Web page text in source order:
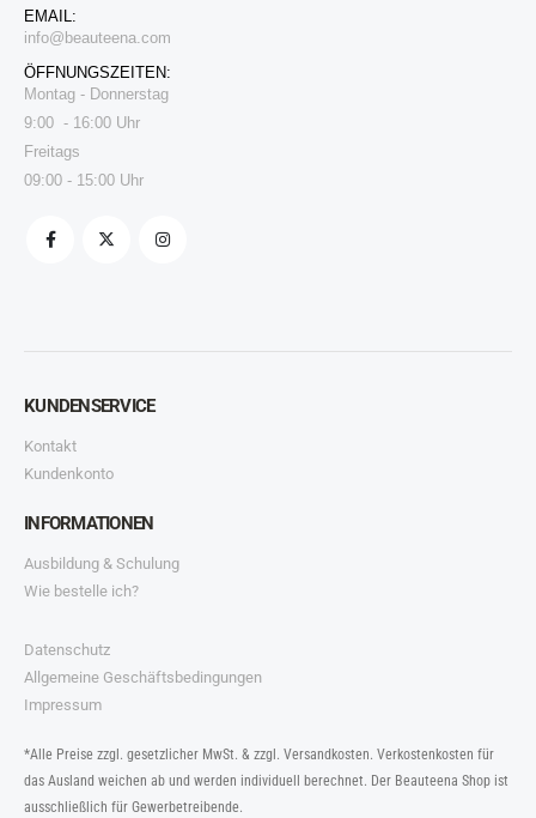
EMAIL:
info@beauteena.com
ÖFFNUNGSZEITEN:
Montag - Donnerstag
9:00 - 16:00 Uhr
Freitags
09:00 - 15:00 Uhr
KUNDENSERVICE
Kontakt
Kundenkonto
INFORMATIONEN
Ausbildung & Schulung
Wie bestelle ich?
Datenschutz
Allgemeine Geschäftsbedingungen
Impressum
*Alle Preise zzgl. gesetzlicher MwSt. & zzgl. Versandkosten. Verkostenkosten für
das Ausland weichen ab und werden individuell berechnet. Der Beauteena Shop ist
ausschließlich für Gewerbetreibende.